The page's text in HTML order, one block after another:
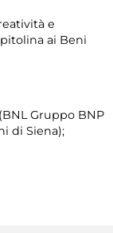
e
ai Beni
Gruppo BNP
di Siena);